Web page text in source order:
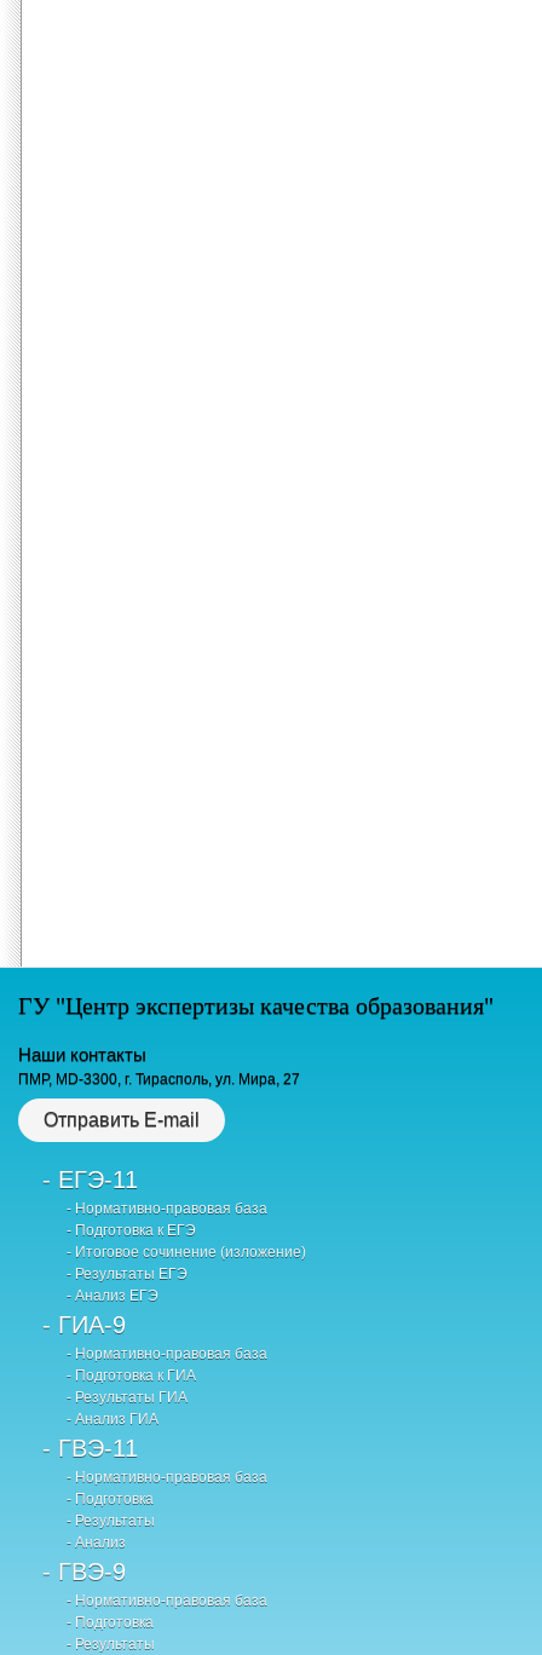
ГУ "Центр экспертизы качества образования"
Наши контакты
ПМР, MD-3300, г. Тирасполь, ул. Мира, 27
Отправить E-mail
- ЕГЭ-11
- Нормативно-правовая база
- Подготовка к ЕГЭ
- Итоговое сочинение (изложение)
- Результаты ЕГЭ
- Анализ ЕГЭ
- ГИА-9
- Нормативно-правовая база
- Подготовка к ГИА
- Результаты ГИА
- Анализ ГИА
- ГВЭ-11
- Нормативно-правовая база
- Подготовка
- Результаты
- Анализ
- ГВЭ-9
- Нормативно-правовая база
- Подготовка
- Результаты